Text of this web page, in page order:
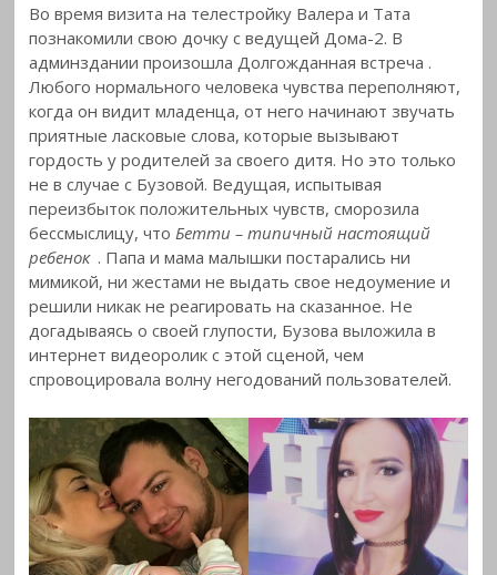
Во время визита на телестройку Валера и Тата
познакомили свою дочку с ведущей Дома-2. В
админздании произошла Долгожданная встреча .
Любого нормального человека чувства переполняют,
когда он видит младенца, от него начинают звучать
приятные ласковые слова, которые вызывают
гордость у родителей за своего дитя. Но это только
не в случае с Бузовой. Ведущая, испытывая
переизбыток положительных чувств, сморозила
бессмыслицу, что Бетти – типичный настоящий
ребенок . Папа и мама малышки постарались ни
мимикой, ни жестами не выдать свое недоумение и
решили никак не реагировать на сказанное. Не
догадываясь о своей глупости, Бузова выложила в
интернет видеоролик с этой сценой, чем
спровоцировала волну негодований пользователей.